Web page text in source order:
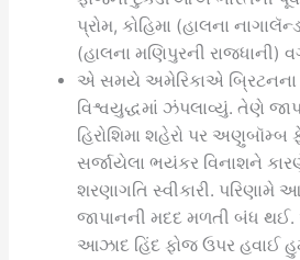
પ્રોમ, કોહિમા (હાલના
(હાલના મણિપુરની રાજધાની)
એ સમયે અમેરિકાએ બ્રિટનના
વિશ્વયુદ્ધમાં ઝંપલાવ્યું. તેણે
હિરોશિમા શહેરો પર
સર્જાયેલા ભયંકર વિનાશને કારણે
શરણાગતિ સ્વીકારી. પરિણામે
જાપાનની મદદ મળતી બંધ
આઝાદ હિંદ ફોજ ઉપર હવાઈ